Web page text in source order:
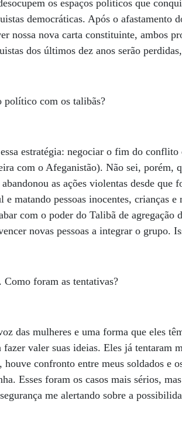
os espaços políticos que
democráticas. Após o afastamento
nossa nova carta constituinte, ambos
dos últimos dez anos serão
político com os talibãs?
estratégia: negociar o fim do
com o Afeganistão). Não sei, porém,
as ações violentas desde que
e matando pessoas inocentes, crianças
com o poder do Talibã de agregação
novas pessoas a integrar o grupo.
Como foram as tentativas?
das mulheres e uma forma que eles
valer suas ideias. Eles já tentaram
confronto entre meus soldados e
Esses foram os casos mais sérios,
me alertando sobre a